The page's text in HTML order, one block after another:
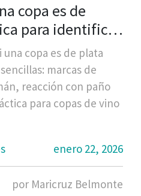
copa es de
para identificar
copas de vino
copa es de plata
marcas de
reacción con paño
para copas de vino
enero 22, 2026
por Maricruz Belmonte